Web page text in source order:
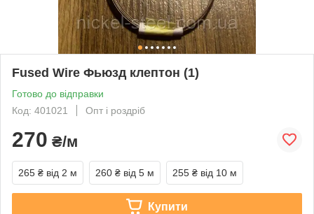
Fused Wire Фьюзд клептон (1)
Готово до відправки
Код: 401021
Опт і роздріб
270 ₴/м
265 ₴ від 2 м 260 ₴ від 5 м 255 ₴ від 10 м
Купити